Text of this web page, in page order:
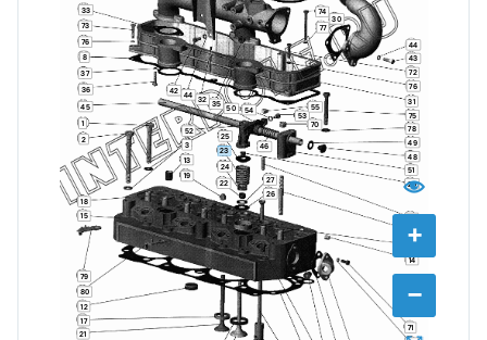
+
−
1
2
3
8
11
12
13
14
15
17
18
19
20
21
22
23
24
25
26
27
30
31
32
33
35
36
37
42
43
44
44
45
46
48
49
50
51
52
53
54 55
70
71
72
73
74
75
76
76
77
78
79
80